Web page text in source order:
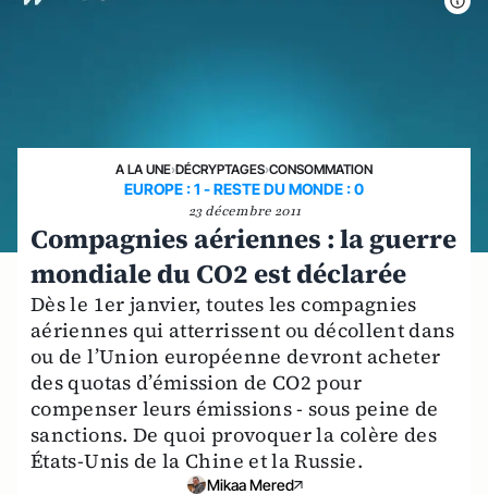
A LA UNE›DÉCRYPTAGES›CONSOMMATION
EUROPE : 1 - RESTE DU MONDE : 0
23 décembre 2011
Compagnies aériennes : la guerre
mondiale du CO2 est déclarée
Dès le 1er janvier, toutes les compagnies
aériennes qui atterrissent ou décollent dans
ou de l’Union européenne devront acheter
des quotas d’émission de CO2 pour
compenser leurs émissions - sous peine de
sanctions. De quoi provoquer la colère des
États-Unis de la Chine et la Russie.
Mikaa Mered